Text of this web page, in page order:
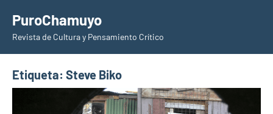
contenido
PuroChamuyo
Revista de Cultura y Pensamiento Crítico
Etiqueta: Steve Biko